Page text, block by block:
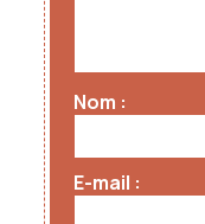
Nom
E-mail